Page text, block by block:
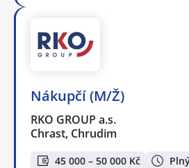
Nákupčí (M/Ž)
RKO GROUP a.s.
Chrast, Chrudim
45 000 – 50 000 Kč